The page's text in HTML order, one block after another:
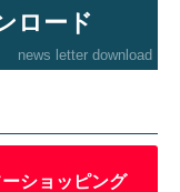
ロード
news letter download
ショッピング